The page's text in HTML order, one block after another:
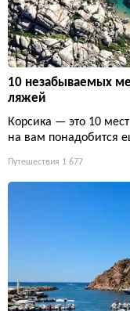
10 незабываемых
ляжей
Корсика — это 10
на вам понадобится
Путешествия 1 677